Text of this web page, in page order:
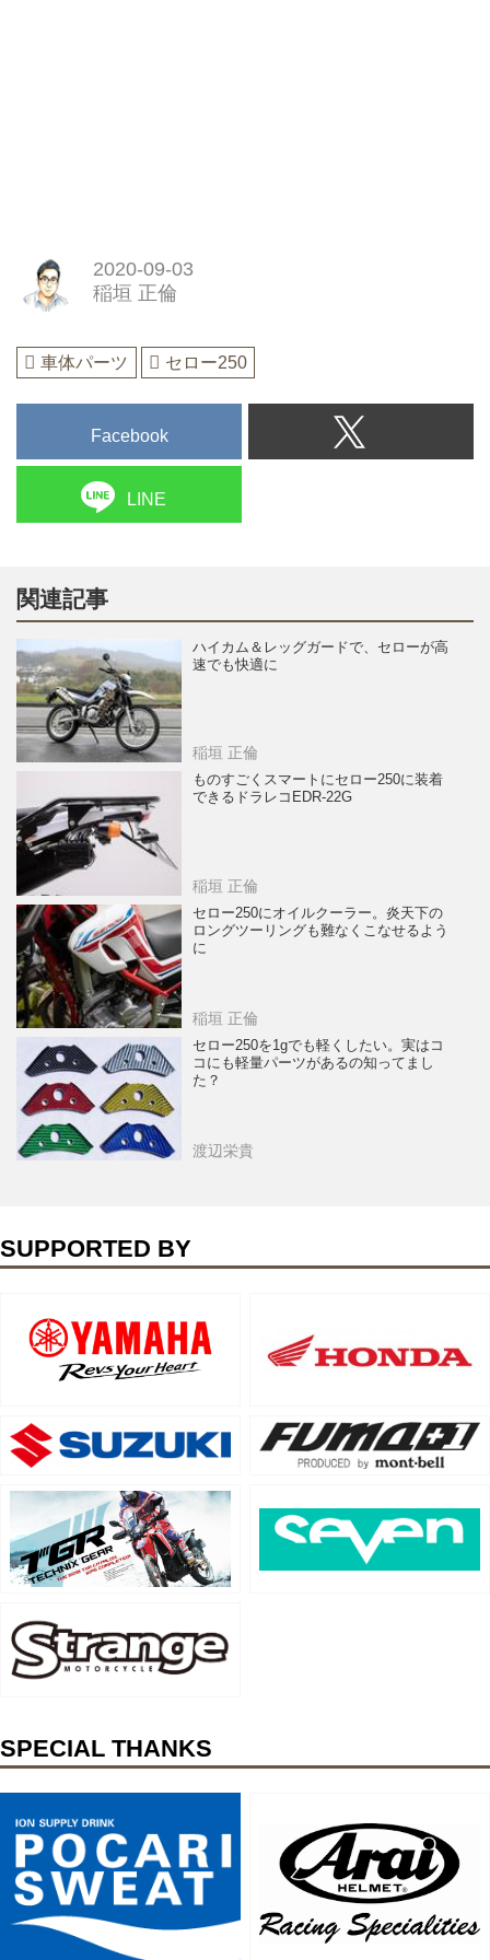
2020-09-03
稲垣 正倫
車体パーツ セロー250
Facebook
LINE
関連記事
ハイカム＆レッグガードで、セローが高
速でも快適に
稲垣 正倫
ものすごくスマートにセロー250に装着
できるドラレコEDR-22G
稲垣 正倫
セロー250にオイルクーラー。炎天下の
ロングツーリングも難なくこなせるよう
に
稲垣 正倫
セロー250を1gでも軽くしたい。実はコ
コにも軽量パーツがあるの知ってまし
た？
渡辺栄貴
SUPPORTED BY
SPECIAL THANKS